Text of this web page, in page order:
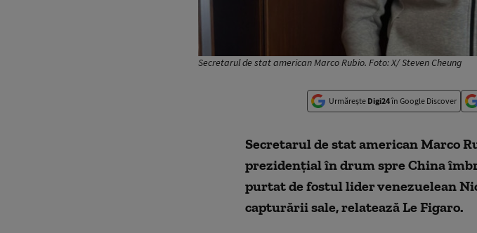
Secretarul de stat american Marco Rubio. Foto: X/ Steven Cheung
Urmărește Digi24în Google Discover
Secretarul de stat american Marco
prezidenţial în drum spre China
purtat de fostul lider venezuelean
capturării sale, relatează Le Figaro.